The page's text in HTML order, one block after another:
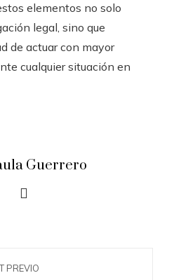
elementos no solo
legal, sino que
de actuar con mayor
cualquier situación en
Guerrero
PREVIO